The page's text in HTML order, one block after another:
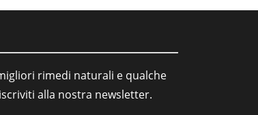
rimedi naturali e qualche
alla nostra newsletter.